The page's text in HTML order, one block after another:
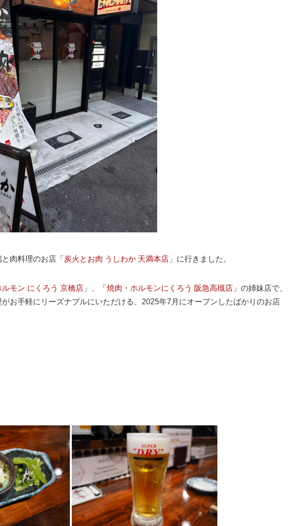
肉料理のお店「 炭火とお肉 うしわか 天満本店 」に行きました。
ルモン にくろう 京橋店 」、「 焼肉・ホルモンにくろう 阪急高槻店 」の姉妹店で、
お手軽にリーズナブルにいただける、2025年7月にオープンしたばかりのお店